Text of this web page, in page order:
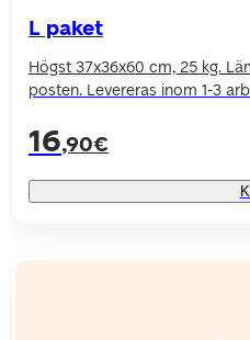
L paket
Högst 37x36x60 cm, 25 kg.
posten. Levereras inom 1-3
16,90€